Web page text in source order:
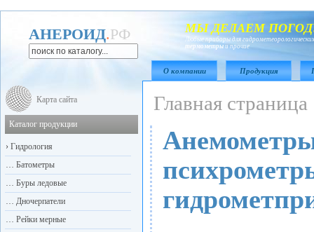
АНЕРОИД.РФ МЫ ДЕЛАЕМ
Любые приборы для
термометры и прочие
О компании Продукция
Главная страница
Карта сайта
Каталог продукции
› Гидрология
… Батометры
… Буры ледовые
… Дночерпатели
… Рейки мерные